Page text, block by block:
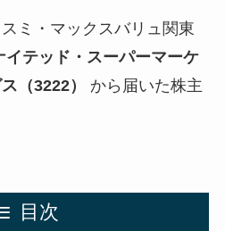
ミ・マックスバリュ関東
イテッド・スーパーマーケ
（3222）
から届いた株主
目次